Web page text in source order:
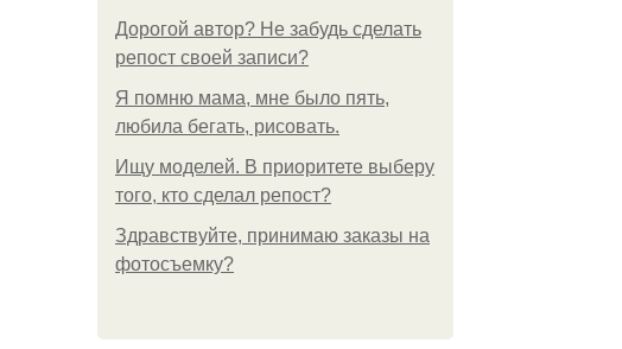
Дорогой автор? Не забудь сделать
репост своей записи?
Я помню мама, мне было пять,
любила бегать, рисовать.
Ищу моделей. В приоритете выберу
того, кто сделал репост?
Здравствуйте, принимаю заказы на
фотосъемку?